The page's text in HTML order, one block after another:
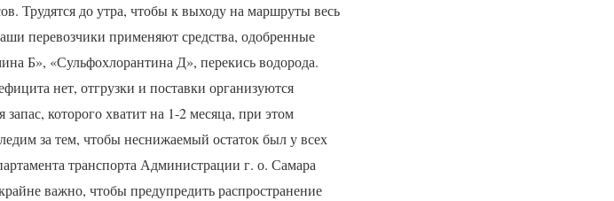
Трудятся до утра, чтобы к выходу на маршруты весь
перевозчики применяют средства, одобренные
Б», «Сульфохлорантина Д», перекись водорода.
нет, отгрузки и поставки организуются
которого хватит на 1-2 месяца, при этом
за тем, чтобы неснижаемый остаток был у всех
транспорта Администрации г. о. Самара
важно, чтобы предупредить распространение